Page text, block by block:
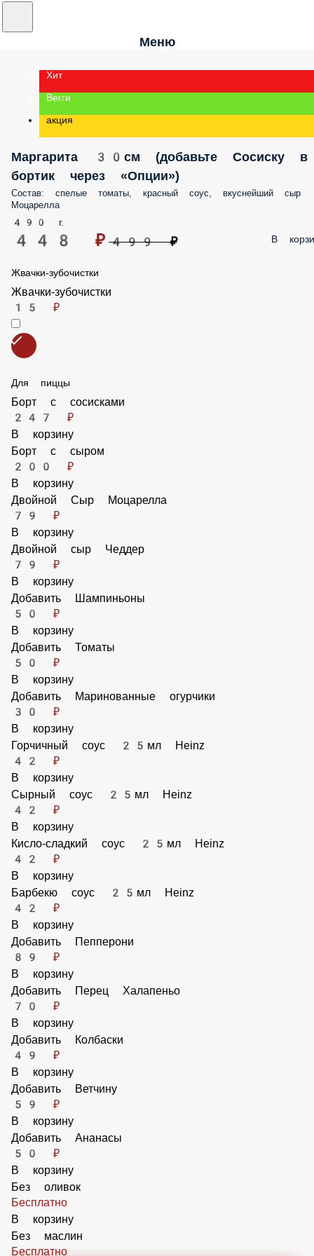
Меню
Хит
Вегги
акция
Маргарита 30см (добавьте Сосиску в
через «Опции»)
Состав: спелые томаты, красный соус, вкуснейший сыр Моцарелла
490 г.
448 ₽ 499 ₽
Жвачки-зубочистки
15 ₽
Для пиццы
Борт с сосисками
247 ₽
В корзину
200 ₽
В корзину
Двойной Сыр Моцарелла
79 ₽
В корзину
Двойной сыр Чеддер
79 ₽
В корзину
Добавить Шампиньоны
50 ₽
В корзину
Добавить Томаты
50 ₽
В корзину
Добавить Маринованные огурчики
30 ₽
Горчичный соус 25мл Heinz
В корзину
42 ₽
В корзину
Кисло-сладкий соус 25мл Heinz
42 ₽
В корзину
Барбекю соус 25мл Heinz
42 ₽
В корзину
Добавить Пепперони
89 ₽
В корзину
Добавить Перец Халапеньо
70 ₽
В корзину
Добавить Колбаски
49 ₽